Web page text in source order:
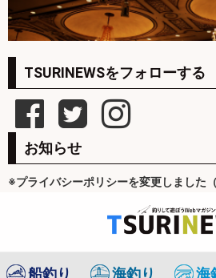
TSURINEWSをフォローする
お知らせ
※プライバシーポリシーを変更しました
船釣り 海釣り 海